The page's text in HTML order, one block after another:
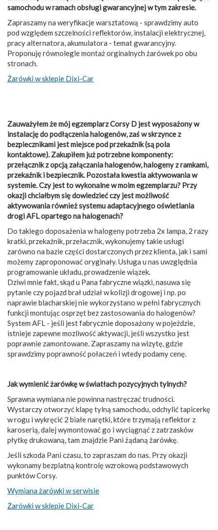
samochodu w ramach obsługi gwarancyjnej w tym zakresie.
Zapraszamy na weryfikacje warsztatową - sprawdzimy auto
pod względem szczelności reflektorów, instalacji elektrycznej,
pracy alternatora, akumulatora - temat gwarancyjny.
Proponuję równolegle montaż orginalnych żarówek po obu
stronach.
Żarówki w sklepie Dixi-Car
Zauważyłem że mój egzemplarz Corsy D jest wyposażony w
instalację do podłączenia halogenów, zaś w skrzynce z
bezpiecznikami jest miejsce pod przekaźnik (są pola
kontaktowe). Zakupiłem już potrzebne komponenty:
przełącznik z opcją załączania halogenów, halogeny z ramkami,
przekaźnik i bezpiecznik. Pozostała kwestia aktywowania w
systemie. Czy jest to wykonalne w moim egzemplarzu? Przy
okazji chciałbym się dowiedzieć czy jest możliwość
aktywowania również systemu adaptacyjnego oświetlania
drogi AFL opartego na halogenach?
Do takiego doposażenia w halogeny potrzeba 2x lampa, 2 razy
kratki, przekaźnik, przełacznik, wykonujemy takie usługi
zarówno na bazie części dostarczonych przez klienta, jak i sami
możemy zaproponować oryginały. Usługa u nas uwzględnia
programowanie układu, prowadzenie wiązek.
Dziwi mnie fakt, skąd u Pana fabryczne wiązki, nasuwa się
pytanie czy pojazd brał udział w kolizji drogowej i np. po
naprawie blacharskiej nie wykorzystano w pełni fabrycznych
funkcji montując osprzęt bez zastosowania do halogenów?
System AFL - jeśli jest fabrycznie doposażony w pojeździe,
istnieje zapewne mozliwość aktywacji, jeśli wszystko jest
poprawnie zamontowane. Zapraszamy na wizytę, gdzie
sprawdzimy poprawność połaczeń i wtedy podamy cenę.
Jak wymienić żarówkę w światłach pozycyjnych tylnych?
Sprawna wymiana nie powinna nastręczać trudności.
Wystarczy otworzyć klapę tylną samochodu, odchylić tapicerkę
w rogu i wykręcić 2 białe narętki, które trzymają reflektor z
karoserią, dalej wymontować go i wyciągnąć z zatrzasków
płytkę drukowaną, tam znajdzie Pani żądaną żarówkę.
Jeśli szkoda Pani czasu, to zapraszam do nas. Przy okazji
wykonamy bezplatną kontrolę wzrokową podstawowych
punktów Corsy.
Wymiana żarówki w serwisie
Żarówki w sklepie Dixi-Car